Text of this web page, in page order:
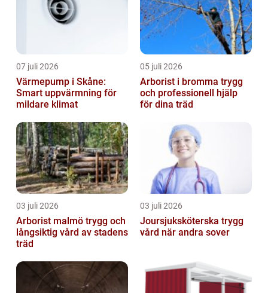
07 juli 2026
Värmepump i Skåne:
Smart uppvärmning för
mildare klimat
05 juli 2026
Arborist i bromma trygg
och professionell hjälp
för dina träd
03 juli 2026
Arborist malmö trygg och
långsiktig vård av stadens
träd
03 juli 2026
Joursjuksköterska trygg
vård när andra sover